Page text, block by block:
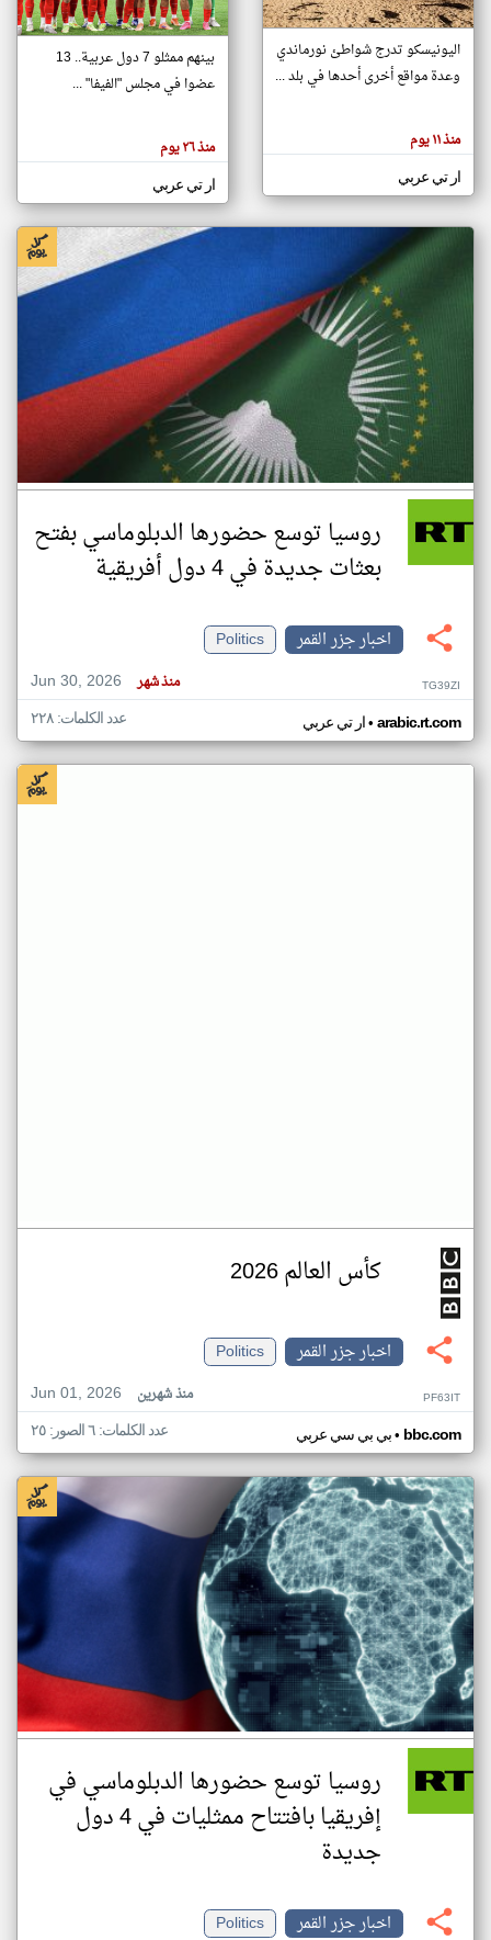
تغيير الدولة
اخبار جزر القمر على مدار الساعة
أهم اخبار جزر القمر العاجلة والمباشرة
هنا عن
وجهة
كاتبيها.
اليونيسكو تدرج شواطئ نورماندي
وعدة مواقع أخرى أحدها في بلد ...
منذ ١١ يوم
ار تي عربي
بينهم ممثلو 7 دول عربية.. 13
عضوا في مجلس "الفيفا" ...
منذ ٢٦ يوم
ار تي عربي
روسيا توسع حضورها الدبلوماسي بفتح
بعثات جديدة في 4 دول أفريقية
اخبار جزر القمر
Politics
Jun 30, 2026
منذ شهر TG39ZI
ار تي عربي• arabic.rt.com عدد الكلمات: ٢٢٨
كأس العالم 2026
اخبار جزر القمر
Politics
Jun 01, 2026
منذ شهرين PF63IT
بي بي سي عربي• bbc.com عدد الكلمات: ٦ الصور: ٢٥
روسيا توسع حضورها الدبلوماسي في
إفريقيا بافتتاح ممثليات في 4 دول
جديدة
اخبار جزر القمر
Politics
klyoum.com